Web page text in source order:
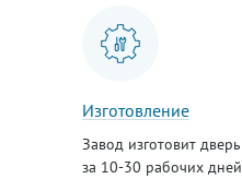
Изготовление
Завод изготовит дверь
за 10-30 рабочих дней